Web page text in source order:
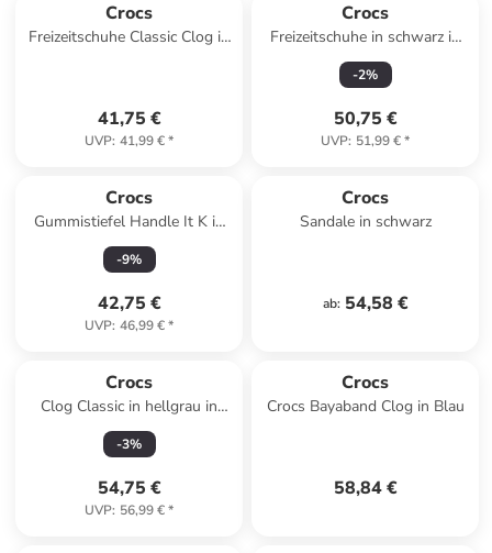
Crocs
Freizeitschuhe Classic Clog in
41,75 €
UVP: 41,99 €*
Crocs
Freizeitschuhe in schwarz in
schwarz
-2%
50,75 €
UVP: 51,99 €*
Crocs
Gummistiefel Handle It K in
pink in pink
-9%
42,75 €
UVP: 46,99 €*
Crocs
Sandale in schwarz
ab: 54,58 €
Crocs
Clog Classic in hellgrau in
hellgrau
-3%
54,75 €
UVP: 56,99 €*
Crocs
Crocs Bayaband Clog in Blau
58,84 €